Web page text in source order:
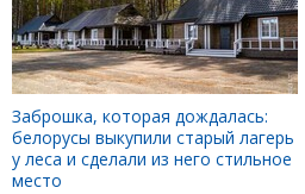
Заброшка, которая дождалась:
белорусы выкупили старый лагерь
у леса и сделали из него стильное
место